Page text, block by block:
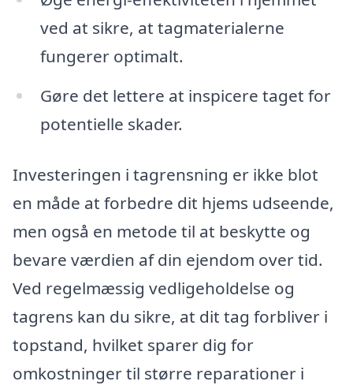
ved at sikre, at tagmaterialerne
fungerer optimalt.
Gøre det lettere at inspicere taget for
potentielle skader.
Investeringen i tagrensning er ikke blot
en måde at forbedre dit hjems udseende,
men også en metode til at beskytte og
bevare værdien af din ejendom over tid.
Ved regelmæssig vedligeholdelse og
tagrens kan du sikre, at dit tag forbliver i
topstand, hvilket sparer dig for
omkostninger til større reparationer i